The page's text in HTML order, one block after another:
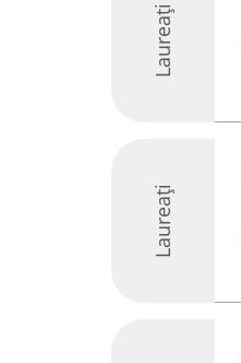
Laureați
Laureați